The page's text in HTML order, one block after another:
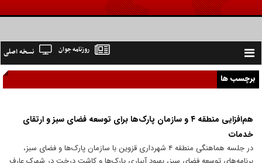
Toggle
navigation
نسخه اصلی روزنامه جوان
برچسب ها
هم‌افزایی منطقه ۴ و سازمان پارک‌ها برای توسعه فضای سبز و ارتقای
خدمات
در جلسه هماهنگی منطقه ۴ شهرداری قزوین با سازمان پارک‌ها و فضای سبز،